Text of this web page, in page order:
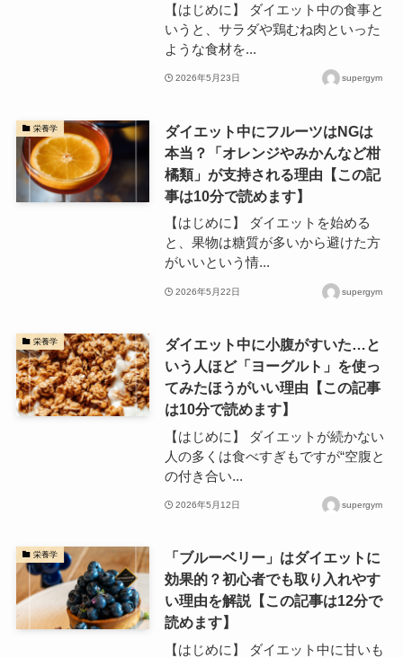
【はじめに】 ダイエット中の食事と
いうと、サラダや鶏むね肉といった
ような食材を...
2026年5月23日 supergym
栄養学
ダイエット中にフルーツはNGは
本当？「オレンジやみかんなど柑
橘類」が支持される理由【この記
事は10分で読めます】
【はじめに】 ダイエットを始める
と、果物は糖質が多いから避けた方
がいいという情...
2026年5月22日 supergym
栄養学
ダイエット中に小腹がすいた…と
いう人ほど「ヨーグルト」を使っ
てみたほうがいい理由【この記事
は10分で読めます】
【はじめに】 ダイエットが続かない
人の多くは食べすぎもですが“空腹と
の付き合い...
2026年5月12日 supergym
栄養学
「ブルーベリー」はダイエットに
効果的？初心者でも取り入れやす
い理由を解説【この記事は12分で
読めます】
【はじめに】 ダイエット中に甘いも